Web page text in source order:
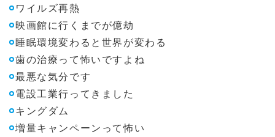
ワイルズ再熱
映画館に行くまでが億劫
睡眠環境変わると世界が変わる
歯の治療って怖いですよね
最悪な気分です
電設工業行ってきました
キングダム
増量キャンペーンって怖い